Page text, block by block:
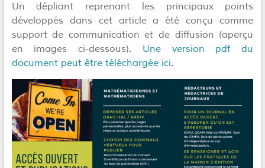
Un dépliant reprenant les principaux points
développés dans cet article a été conçu comme
support de communication et de diffusion (aperçu
en images ci-dessous). Une version pdf du
document peut être téléchargée ici.